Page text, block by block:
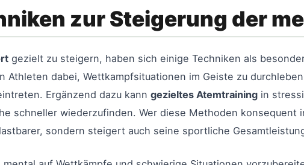
zur Steigerung der
gezielt zu steigern, haben sich einige Techniken als
Athleten dabei, Wettkampfsituationen im Geiste zu
Ergänzend dazu kann gezieltes Atemtraining in
schneller wiederzufinden. Wer diese Methoden konsequent
sondern steigert auch seine sportliche